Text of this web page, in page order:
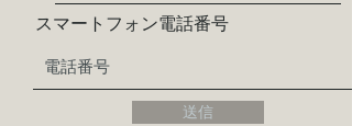
スマートフォン電話番号
送信